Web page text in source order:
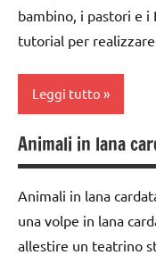
Natale
TUTORIAL
ARGOMENTI
PER ETA'
TUTTI GLI
ARTICOLI
FESTE
LAVORETTI
per
Natale
Natale
papercutting
classe
4a
classe
5a
DELL'ANNO
cardata
e feltro
bambino, i pastori e i
tutorial per
Leggi tutto
4a
settimana
di
avvento
classe
Animali in lana
Animali in lana
una volpe in lana
allestire un teatrino